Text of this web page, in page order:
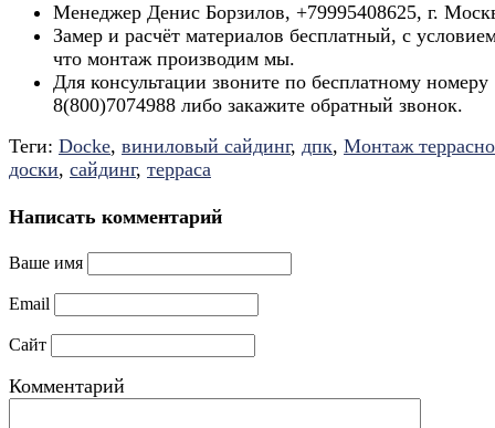
Менеджер Денис Борзилов, +79995408625, г.
Замер и расчёт материалов бесплатный, с
что монтаж производим мы.
Для консультации звоните по бесплатному номеру
8(800)7074988 либо закажите обратный звонок.
Теги: Docke, виниловый сайдинг, дпк, Монтаж
доски, сайдинг, терраса
Написать комментарий
Ваше имя
Email
Сайт
Комментарий